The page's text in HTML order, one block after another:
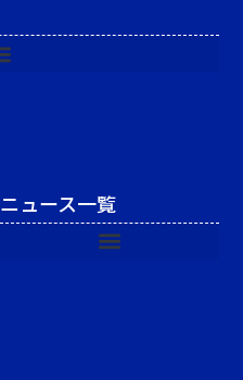
ニュース一覧